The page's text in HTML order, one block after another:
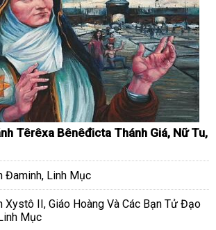
Têrêxa Bênêđicta Thánh Giá, Nữ Tu,
Đaminh, Linh Mục
Xystô II, Giáo Hoàng Và Các Bạn Tử Đạo
Mục